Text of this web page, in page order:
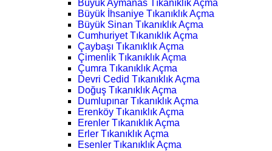
Büyük Aymanas Tıkanıklık Açma
Büyük İhsaniye Tıkanıklık Açma
Büyük Sinan Tıkanıklık Açma
Cumhuriyet Tıkanıklık Açma
Çaybaşı Tıkanıklık Açma
Çimenlik Tıkanıklık Açma
Çumra Tıkanıklık Açma
Devri Cedid Tıkanıklık Açma
Doğuş Tıkanıklık Açma
Dumlupınar Tıkanıklık Açma
Erenköy Tıkanıklık Açma
Erenler Tıkanıklık Açma
Erler Tıkanıklık Açma
Esenler Tıkanıklık Açma